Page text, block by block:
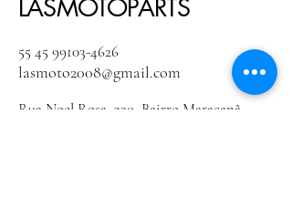
LASMOTOPARTS
55 45 99103-4626
lasmoto2008@gmail.com
Rua Noel Rosa, 320 Bairro Maracanã